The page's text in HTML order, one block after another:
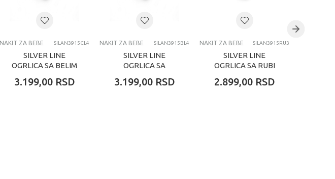
NAKIT ZA BEBE SILAN3915CL4
SILVER LINE
OGRLICA SA BELIM
3.199,00 RSD
NAKIT ZA BEBE SILAN3915BL4
SILVER LINE
OGRLICA SA
3.199,00 RSD
NAKIT ZA BEBE SILAN3915RU3
SILVER LINE
OGRLICA SA RUBI
2.899,00 RSD